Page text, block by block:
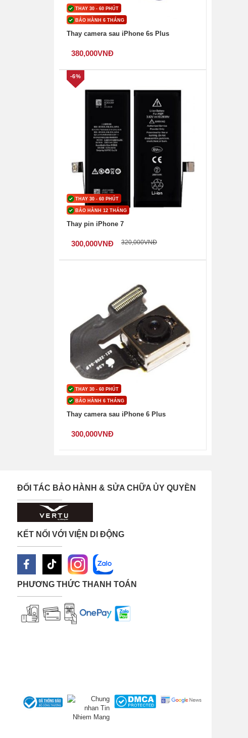
THAY 30 - 60 PHÚT
BẢO HÀNH 6 THÁNG
Thay camera sau iPhone 6s Plus
380,000VNĐ
THAY 30 - 60 PHÚT
BẢO HÀNH 12 THÁNG
-6%
Thay pin iPhone 7
300,000VNĐ 320,000VNĐ
THAY 30 - 60 PHÚT
BẢO HÀNH 6 THÁNG
Thay camera sau iPhone 6 Plus
300,000VNĐ
ĐỐI TÁC BẢO HÀNH & SỬA CHỮA ỦY QUYỀN
KẾT NỐI VỚI VIỆN DI ĐỘNG
PHƯƠNG THỨC THANH TOÁN